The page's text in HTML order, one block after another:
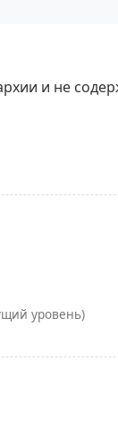
и не
уровень)